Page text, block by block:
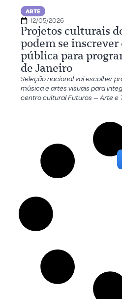
ARTE
12/05/2026
Projetos culturais
podem se
pública para
de Janeiro
Seleção nacional vai escolher
música e artes visuais para
centro cultural Futuros — Arte e